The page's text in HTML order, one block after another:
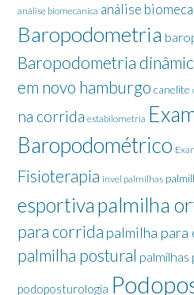
análise biomecanica análise
Baropodometria
Baropodometria
em novo hamburgo canelite
na corrida estabilometria
Baropodométrico
Fisioterapia invel palmilhas
esportiva palmilha
para corrida palmilha
palmilha postural
podoposturologia